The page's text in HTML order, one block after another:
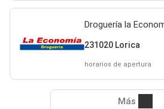
Droguería la
231020 Lorica
horarios de apertura
Más